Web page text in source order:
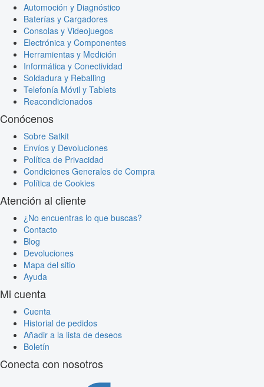
Automoción y Diagnóstico
Baterías y Cargadores
Consolas y Videojuegos
Electrónica y Componentes
Herramientas y Medición
Informática y Conectividad
Soldadura y Reballing
Telefonía Móvil y Tablets
Reacondicionados
Conócenos
Sobre Satkit
Envíos y Devoluciones
Política de Privacidad
Condiciones Generales de Compra
Política de Cookies
Atención al cliente
¿No encuentras lo que buscas?
Contacto
Blog
Devoluciones
Mapa del sitio
Ayuda
Mi cuenta
Cuenta
Historial de pedidos
Añadir a la lista de deseos
Boletín
Conecta con nosotros